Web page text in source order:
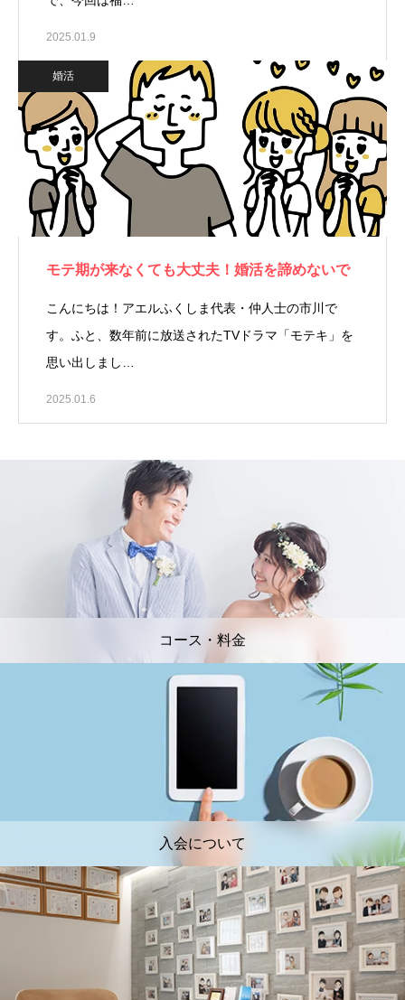
2025.01.9
婚活
モテ期が来なくても大丈夫！婚活を諦めないで
こんにちは！アエルふくしま代表・仲人士の市川で
す。ふと、数年前に放送されたTVドラマ「モテキ」を
思い出しまし…
2025.01.6
コース・料金
入会について